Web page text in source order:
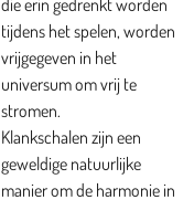
die erin gedrenkt worden
tijdens het spelen, worden
vrijgegeven in het
universum om vrij te
stromen.
Klankschalen zijn een
geweldige natuurlijke
manier om de harmonie in